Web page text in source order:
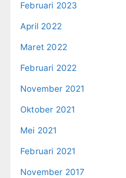
Februari 2023
April 2022
Maret 2022
Februari 2022
November 2021
Oktober 2021
Mei 2021
Februari 2021
November 2017